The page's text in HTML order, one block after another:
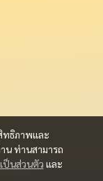
ทธิภาพและ
น ท่านสามารถ
ป็นส่วนตัว และ